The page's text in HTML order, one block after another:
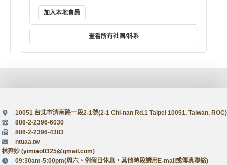
加入本地會員
查看所有社團/科系
10051 台北市濟南路一段2-1號(2-1 Chi-nan Rd.1 Taipei 10051, Taiwan, ROC)
886-2-2396-6030
886-2-2396-4383
ntuaa.tw
林羿妙 (yimiao0325@gmail.com)
09:30am-5:00pm(周六、例假日休息，其他時段請用E-mail或傳真聯絡)